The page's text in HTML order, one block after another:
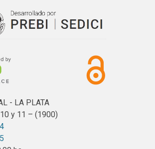
Santiago Cravero Igarza y Miguel
de elaborar documentos que generen
en la educación de los futuros
al sector turístico en su conjunto.
el trabajo de investigación titulado
tendencias de viaje y su relación con
se realizó el trabajo titulado "Intenet y
el turista argentino", en 2013 se
en la línea de investigación, focalizando
del turista argentino al
- LA PLATA
y 11 – (1900)